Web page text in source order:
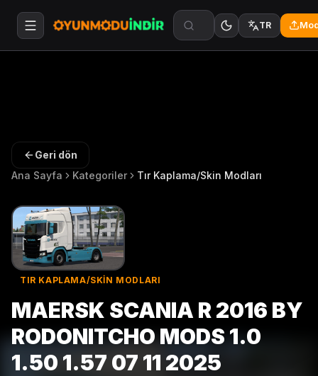
TR
Geri dön
Ana Sayfa
Kategoriler Tır Kaplama/Skin Modları
TIR KAPLAMA/SKIN MODLARI
MAERSK SCANIA R 2016 BY
RODONITCHO MODS 1.0
1.50 1.57 07 11 2025